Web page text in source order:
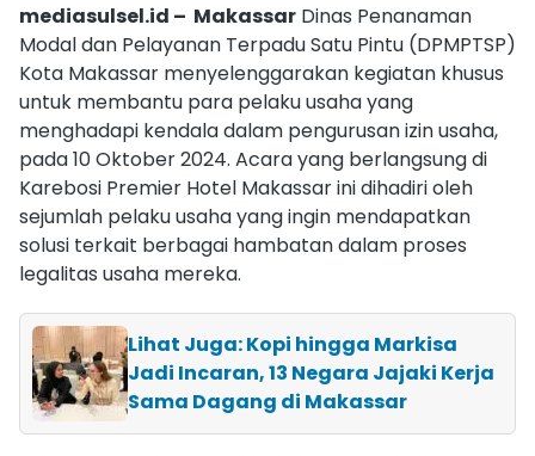
mediasulsel.id – Makassar Dinas Penanaman
Modal dan Pelayanan Terpadu Satu Pintu (DPMPTSP)
Kota Makassar menyelenggarakan kegiatan khusus
untuk membantu para pelaku usaha yang
menghadapi kendala dalam pengurusan izin usaha,
pada 10 Oktober 2024. Acara yang berlangsung di
Karebosi Premier Hotel Makassar ini dihadiri oleh
sejumlah pelaku usaha yang ingin mendapatkan
solusi terkait berbagai hambatan dalam proses
legalitas usaha mereka.
Lihat Juga: Kopi hingga Markisa
Jadi Incaran, 13 Negara Jajaki Kerja
Sama Dagang di Makassar